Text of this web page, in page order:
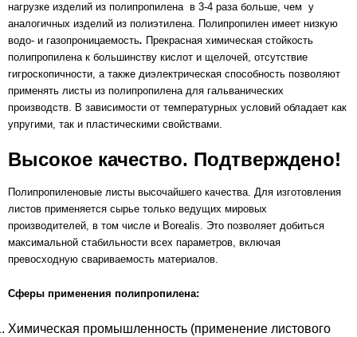
нагрузке изделий из полипропилена в 3-4 раза больше, чем у
аналогичных изделий из полиэтилена. Полипропилен имеет низкую
водо- и газопроницаемость. Прекрасная химическая стойкость
полипропилена к большинству кислот и щелочей, отсутствие
гигроскопичности, а также диэлектрическая способность позволяют
применять листы из полипропилена для гальванических
производств. В зависимости от температурных условий обладает как
упругими, так и пластическими свойствами.
Высокое качество. Подтверждено!
Полипропиленовые листы высочайшего качества. Для изготовления
листов применяется сырье только ведущих мировых
производителей, в том числе и Borealis. Это позволяет добиться
максимальной стабильности всех параметров, включая
превосходную свариваемость материалов.
Сферы применения полипропилена:
Химическая промышленность (применение листового